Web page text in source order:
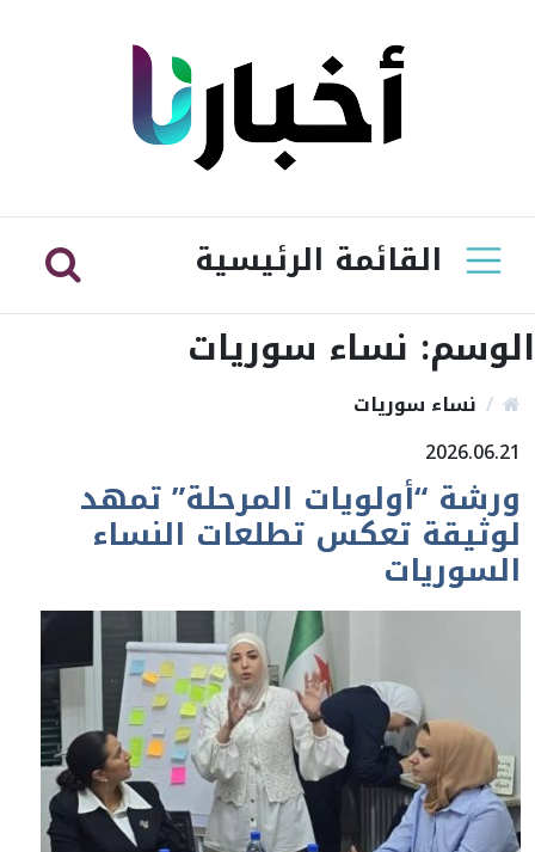
القائمة الرئيسية
الوسم: نساء سوريات
نساء سوريات
2026.06.21
ورشة “أولويات المرحلة” تمهد
لوثيقة تعكس تطلعات النساء
السوريات